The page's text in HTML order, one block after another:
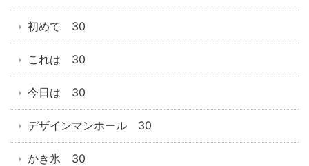
初めて 30
これは 30
今日は 30
デザインマンホール 30
かき氷 30